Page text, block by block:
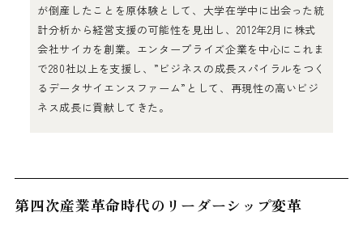
が倒産したことを原体験として、大学在学中に出会った統
計分析から経営支援の可能性を見出し、2012年2月に株式
会社サイカを創業。エンタープライズ企業を中心にこれま
で280社以上を支援し、”ビジネスの成長スパイラルをつく
るデータサイエンスファーム”として、再現性の高いビジ
ネス成長に貢献してきた。
第四次産業革命時代のリーダーシップ変革